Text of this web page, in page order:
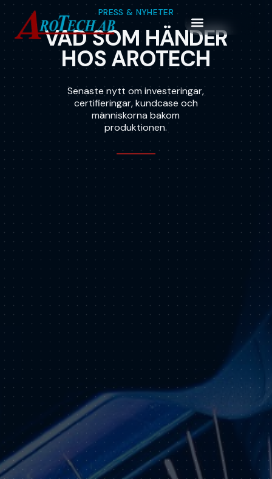
PRESS & NYHETER
VAD SOM HÄNDER
HOS AROTECH
Senaste nytt om investeringar,
certifieringar, kundcase och
människorna bakom
produktionen.